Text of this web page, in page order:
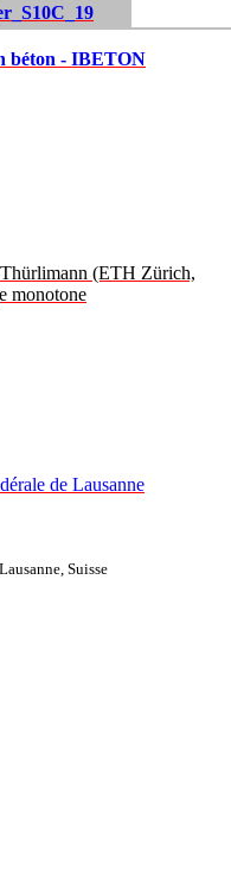
béton - IBETON
(ETH Zürich,
monotone
Suisse